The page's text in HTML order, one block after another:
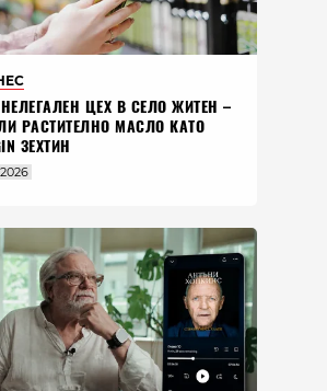
ЦЕХ В СЕЛО ЖИТЕН –
РАСТИТЕЛНО МАСЛО КАТО
ЗЕХТИН